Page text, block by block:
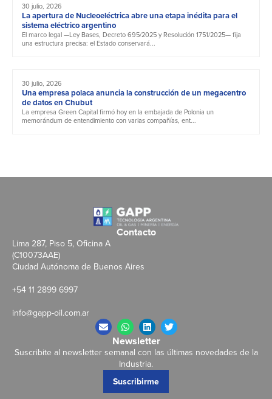
30 julio, 2026
La apertura de Nucleoeléctrica abre una etapa inédita para el
sistema eléctrico argentino
El marco legal —Ley Bases, Decreto 695/2025 y Resolución 1751/2025— fija
una estructura precisa: el Estado conservará...
30 julio, 2026
Una empresa polaca anuncia la construcción de un megacentro
de datos en Chubut
La empresa Green Capital firmó hoy en la embajada de Polonia un
memorándum de entendimiento con varias compañías, ent...
Contacto
Lima 287, Piso 5, Oficina A
(C10073AAE)
Ciudad Autónoma de Buenos Aires
+54 11 2899 6997
info@gapp-oil.com.ar
Newsletter
Suscribite al newsletter semanal con las últimas novedades de la
Industria.
Suscribirme